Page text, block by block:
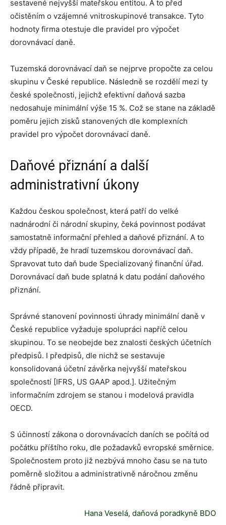
sestavené nejvyšší mateřskou entitou. A to před
očistěním o vzájemné vnitroskupinové transakce. Tyto
hodnoty firma otestuje dle pravidel pro výpočet
dorovnávací daně.
Tuzemská dorovnávací daň se nejprve propočte za celou
skupinu v České republice. Následně se rozdělí mezi ty
české společnosti, jejichž efektivní daňová sazba
nedosahuje minimální výše 15 %. Což se stane na základě
poměru jejich zisků stanovených dle komplexních
pravidel pro výpočet dorovnávací daně.
Daňové přiznání a další
administrativní úkony
Každou českou společnost, která patří do velké
nadnárodní či národní skupiny, čeká povinnost podávat
samostatně informační přehled a daňové přiznání. A to
vždy případě, že hradí tuzemskou dorovnávací daň.
Spravovat tuto daň bude Specializovaný finanční úřad.
Dorovnávací daň bude splatná k datu podání daňového
přiznání.
Správné stanovení povinnosti úhrady minimální daně v
České republice vyžaduje spolupráci napříč celou
skupinou. To se neobejde bez znalosti českých účetních
předpisů. I předpisů, dle nichž se sestavuje
konsolidovaná účetní závěrka nejvyšší mateřskou
společností [IFRS, US GAAP apod.]. Užitečným
informačním zdrojem se stanou i modelová pravidla
OECD.
S účinností zákona o dorovnávacích daních se počítá od
počátku příštího roku, dle požadavků evropské směrnice.
Společnostem proto již nezbývá mnoho času se na tuto
poměrně složitou a administrativně náročnou změnu
řádně připravit.
Hana Veselá, daňová poradkyně BDO